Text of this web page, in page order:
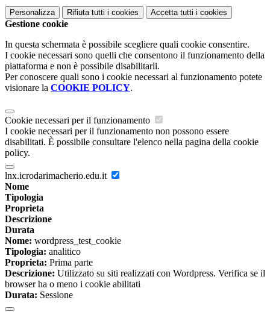
Personalizza Rifiuta tutti i cookies Accetta tutti i cookies
Gestione cookie
In questa schermata è possibile scegliere quali cookie consentire.
I cookie necessari sono quelli che consentono il funzionamento della
piattaforma e non è possibile disabilitarli.
Per conoscere quali sono i cookie necessari al funzionamento potete
visionare la COOKIE POLICY.
Cookie necessari per il funzionamento
I cookie necessari per il funzionamento non possono essere
disabilitati. È possibile consultare l'elenco nella pagina della cookie
policy.
lnx.icrodarimacherio.edu.it
Nome
Tipologia
Proprieta
Descrizione
Durata
Nome: wordpress_test_cookie
Tipologia: analitico
Proprieta: Prima parte
Descrizione: Utilizzato su siti realizzati con Wordpress. Verifica se il
browser ha o meno i cookie abilitati
Durata: Sessione